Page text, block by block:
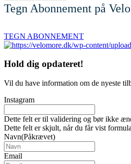
Tegn Abonnement på
TEGN ABONNEMENT
Hold dig opdateret!
Vil du have information om de nyeste
Instagram
Dette felt er til validering og bør ikke
Dette felt er skjult, når du får vist
Navn(Påkrævet)
Email